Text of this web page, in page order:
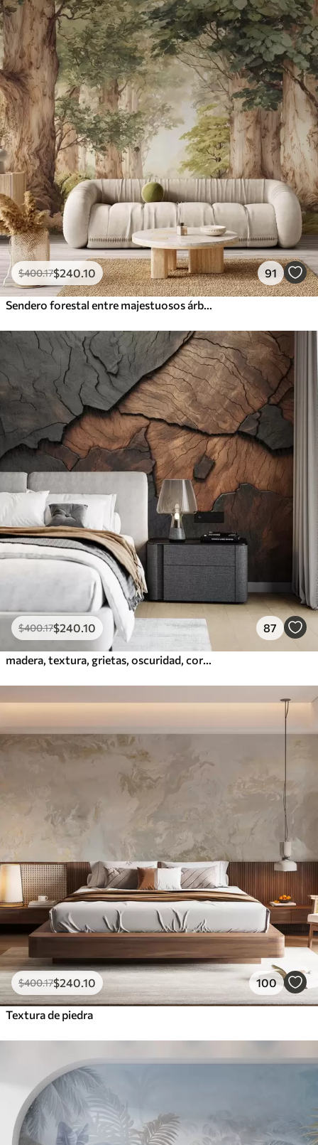
$400.17$240 .10 91
$400.17$240 .10 87
$400.17$240 .10 100
Textura de piedra